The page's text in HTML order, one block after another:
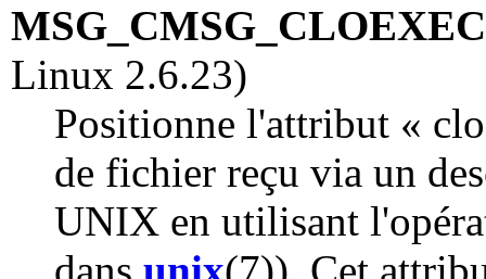
MSG_CMSG_CLOEXEC
Linux 2.6.23)
Positionne l'attribut «
de fichier reçu via un
UNIX en utilisant
dans unix(7)). Cet